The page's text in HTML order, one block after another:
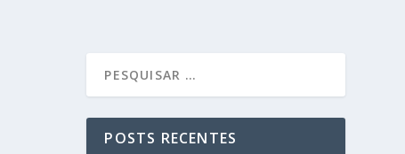
POSTS RECENTES